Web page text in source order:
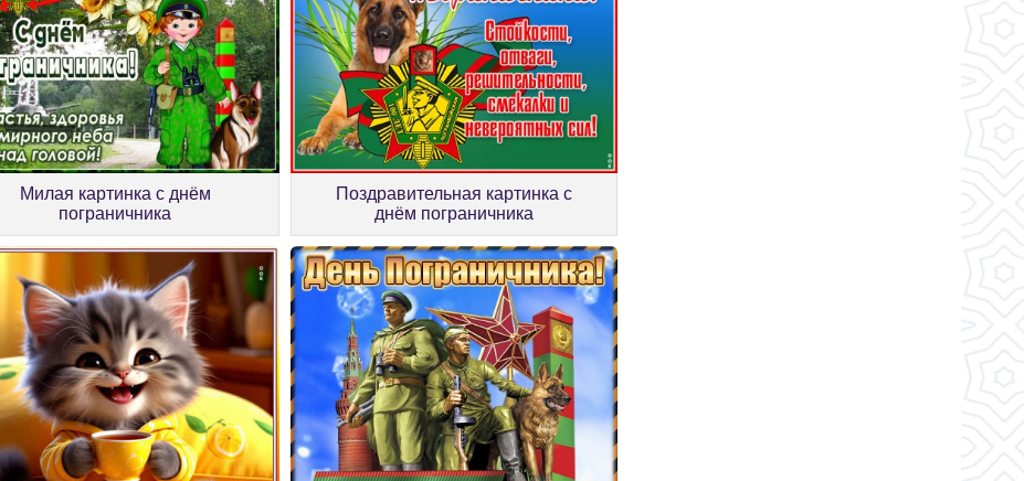
Милая картинка с днём
пограничника
Поздравительная картинка с
днём пограничника